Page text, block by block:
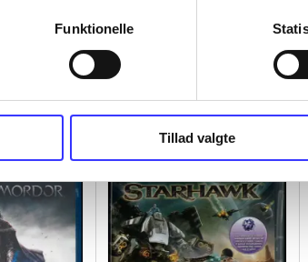
Funktionelle
Tillad valgte